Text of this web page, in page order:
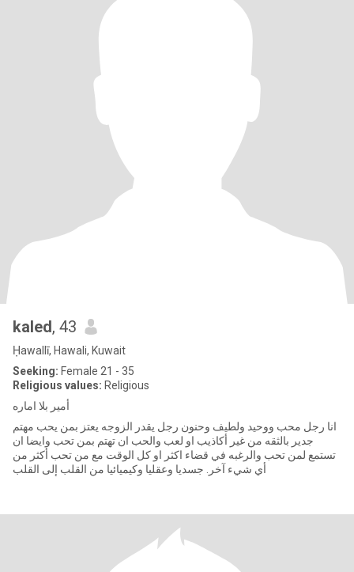
kaled, 43
Ḥawallī, Hawali, Kuwait
Seeking: Female 21 - 35
Religious values: Religious
أمير بلا اماره
انا رجل محب ووحيد ولطيف وحنون رجل يقدر الزوجه يعتز بمن يحب مهتم
جدير بالثقه من غير أكاذيب او لعب والحب ان تهتم بمن تحب وايضا ان
تستمع لمن تحب والرغبه في قضاء اكثر او كل الوقت مع من تحب أكثر من
أي شيء آخر. جسديا وعقليا وكيميائيا من القلب إلى القلب